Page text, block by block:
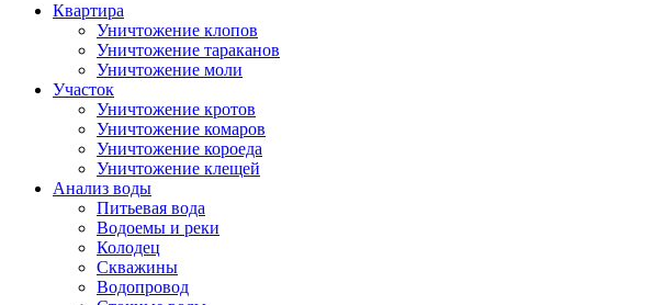
Квартира
Уничтожение клопов
Уничтожение тараканов
Уничтожение моли
Участок
Уничтожение кротов
Уничтожение комаров
Уничтожение короеда
Уничтожение клещей
Анализ воды
Питьевая вода
Водоемы и реки
Колодец
Скважины
Водопровод